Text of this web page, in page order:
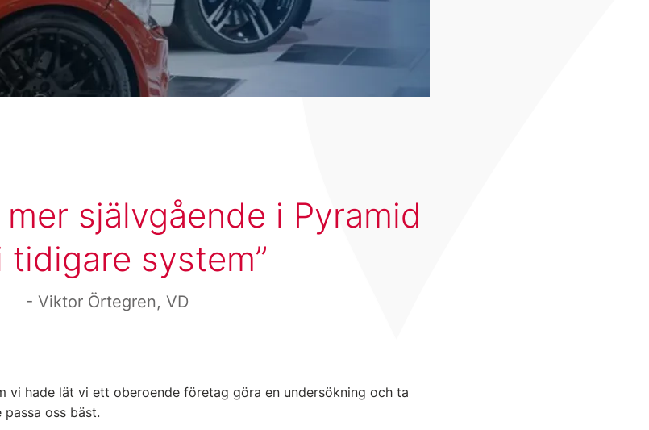
självgående i Pyramid
tidigare system
Viktor Örtegren, VD
vi hade lät vi ett oberoende företag göra en undersökning och ta
oss bäst.